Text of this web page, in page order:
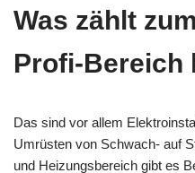
Was zählt
Profi-Bereich
Das sind vor allem
Umrüsten von Schwach- auf
und Heizungsbereich gibt es